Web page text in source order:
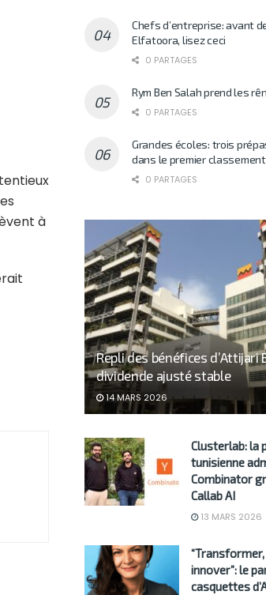
à
Chefs d’entreprise: avant
Elfatoora, lisez ceci
0 PARTAGES
Rym Ben Salah prend les
0 PARTAGES
Grandes écoles: trois
dans le premier
0 PARTAGES
Repli des bénéfices d’Attijari
dividende ajusté stable
14 MARS 2026
Clusterlab: la
tunisienne
Combinator
Callab AI
13 MARS 2026
innover”: le
casquettes